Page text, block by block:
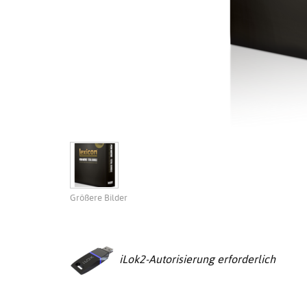
Größere Bilder
iLok2-Autorisierung erforderlich